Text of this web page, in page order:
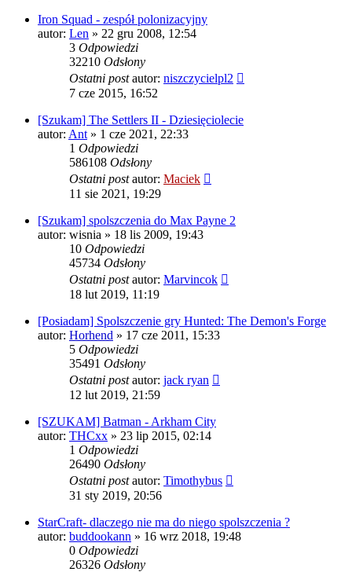
Iron Squad - zespół polonizacyjny
autor: Len » 22 gru 2008, 12:54
3 Odpowiedzi
32210 Odsłony
Ostatni postautor: niszczycielpl2
7 cze 2015, 16:52
[Szukam] The Settlers II - Dziesięciolecie
autor: Ant » 1 cze 2021, 22:33
1 Odpowiedzi
586108 Odsłony
Ostatni postautor: Maciek
11 sie 2021, 19:29
[Szukam] spolszczenia do Max Payne 2
autor: wisnia » 18 lis 2009, 19:43
10 Odpowiedzi
45734 Odsłony
Ostatni postautor: Marvincok
18 lut 2019, 11:19
[Posiadam] Spolszczenie gry Hunted: The Demon's Forge
autor: Horhend » 17 cze 2011, 15:33
5 Odpowiedzi
35491 Odsłony
Ostatni postautor: jack ryan
12 lut 2019, 21:59
[SZUKAM] Batman - Arkham City
autor: THCxx » 23 lip 2015, 02:14
1 Odpowiedzi
26490 Odsłony
Ostatni postautor: Timothybus
31 sty 2019, 20:56
StarCraft- dlaczego nie ma do niego spolszczenia ?
autor: buddookann » 16 wrz 2018, 19:48
0 Odpowiedzi
26326 Odsłony